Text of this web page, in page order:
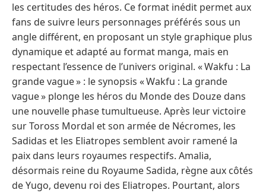
les certitudes des héros. Ce format inédit permet aux
fans de suivre leurs personnages préférés sous un
angle différent, en proposant un style graphique plus
dynamique et adapté au format manga, mais en
respectant l’essence de l’univers original. « Wakfu : La
grande vague » : le synopsis « Wakfu : La grande
vague » plonge les héros du Monde des Douze dans
une nouvelle phase tumultueuse. Après leur victoire
sur Toross Mordal et son armée de Nécromes, les
Sadidas et les Eliatropes semblent avoir ramené la
paix dans leurs royaumes respectifs. Amalia,
désormais reine du Royaume Sadida, règne aux côtés
de Yugo, devenu roi des Eliatropes. Pourtant, alors